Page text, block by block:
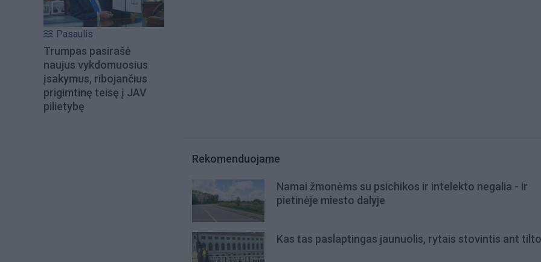
Pasaulis
Trumpas pasirašė
naujus vykdomuosius
įsakymus, ribojančius
prigimtinę teisę į JAV
pilietybę
Rekomenduojame
Namai žmonėms su psichikos ir intelekto negalia - ir
pietinėje miesto dalyje
Kas tas paslaptingas jaunuolis, rytais stovintis ant